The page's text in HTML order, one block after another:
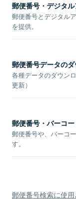
郵便番号・デジタ
郵便番号とデジタル
を提供。
郵便番号データの
各種データのダウン
更新）
郵便番号・バーコ
郵便番号や、バーコ
す。
郵便番号検索に使